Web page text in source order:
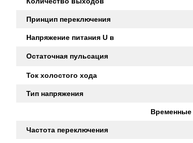
Принцип переключения
Напряжение питания U в
Остаточная пульсация
Ток холостого хода
Тип напряжения
Временные
Частота переключения